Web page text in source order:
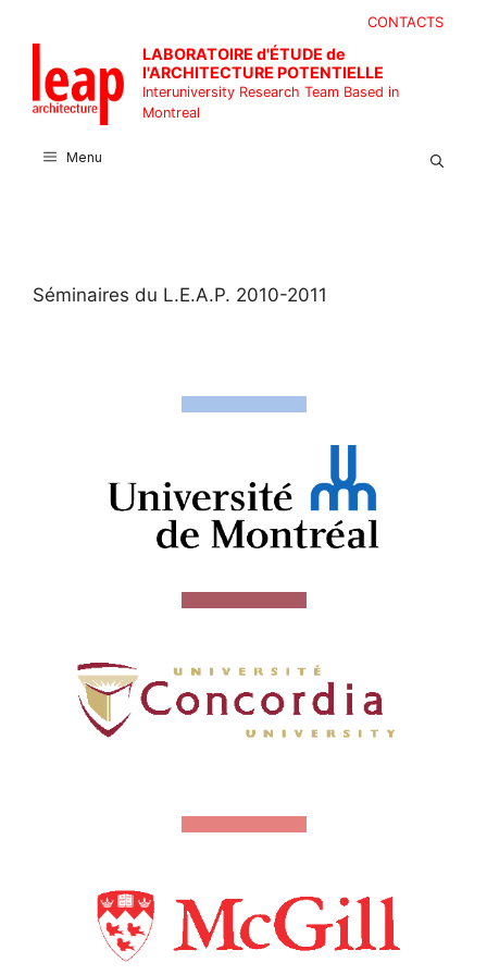
content
CONTACTS
LABORATOIRE d'ÉTUDE de
l'ARCHITECTURE POTENTIELLE
Interuniversity Research Team Based in
Montreal
Menu
Séminaires du L.E.A.P. 2010-2011